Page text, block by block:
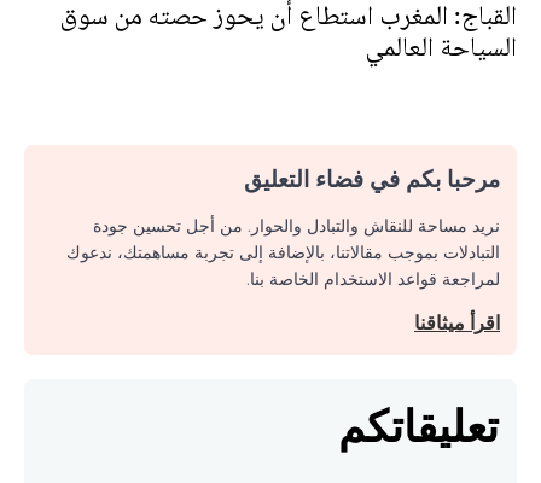
القباج: المغرب استطاع أن يحوز حصته من سوق
السياحة العالمي
مرحبا بكم في فضاء التعليق
نريد مساحة للنقاش والتبادل والحوار. من أجل تحسين جودة
التبادلات بموجب مقالاتنا، بالإضافة إلى تجربة مساهمتك، ندعوك
لمراجعة قواعد الاستخدام الخاصة بنا.
اقرأ ميثاقنا
تعليقاتكم